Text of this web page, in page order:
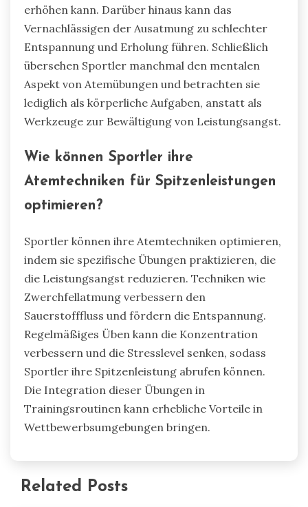
erhöhen kann. Darüber hinaus kann das
Vernachlässigen der Ausatmung zu schlechter
Entspannung und Erholung führen. Schließlich
übersehen Sportler manchmal den mentalen
Aspekt von Atemübungen und betrachten sie
lediglich als körperliche Aufgaben, anstatt als
Werkzeuge zur Bewältigung von Leistungsangst.
Wie können Sportler ihre
Atemtechniken für Spitzenleistungen
optimieren?
Sportler können ihre Atemtechniken optimieren,
indem sie spezifische Übungen praktizieren, die
die Leistungsangst reduzieren. Techniken wie
Zwerchfellatmung verbessern den
Sauerstofffluss und fördern die Entspannung.
Regelmäßiges Üben kann die Konzentration
verbessern und die Stresslevel senken, sodass
Sportler ihre Spitzenleistung abrufen können.
Die Integration dieser Übungen in
Trainingsroutinen kann erhebliche Vorteile in
Wettbewerbsumgebungen bringen.
Related Posts